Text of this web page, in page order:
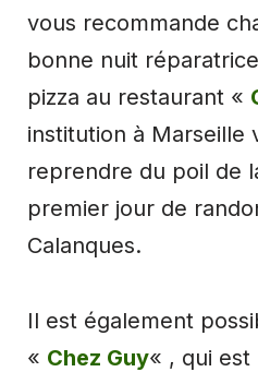
vous recommande
bonne nuit
pizza au restaurant «
institution à Marseille
reprendre du poil de
premier jour de
Calanques.
Il est également
« Chez Guy« , qui est